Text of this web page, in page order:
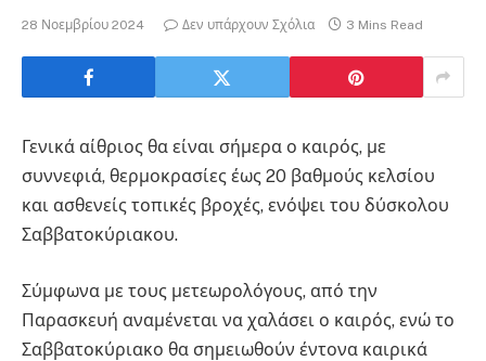
28 Νοεμβρίου 2024 Δεν υπάρχουν Σχόλια 3 Mins Read
Γενικά αίθριος θα είναι σήμερα ο καιρός, με
συννεφιά, θερμοκρασίες έως 20 βαθμούς κελσίου
και ασθενείς τοπικές βροχές, ενόψει του δύσκολου
Σαββατοκύριακου.
Σύμφωνα με τους μετεωρολόγους, από την
Παρασκευή αναμένεται να χαλάσει ο καιρός, ενώ το
Σαββατοκύριακο θα σημειωθούν έντονα καιρικά